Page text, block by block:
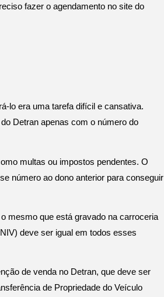
fazer o agendamento no site do
lo era uma tarefa difícil e cansativa.
Detran apenas com o número do
multas ou impostos pendentes. O
número ao dono anterior para conseguir
mesmo que está gravado na carroceria
deve ser igual em todos esses
de venda no Detran, que deve ser
de Propriedade do Veículo